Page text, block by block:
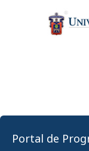
Portal de